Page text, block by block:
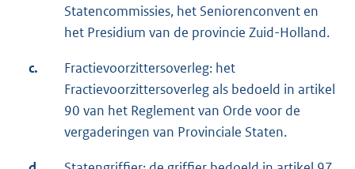
Statencommissies, het Seniorenconvent en
het Presidium van de provincie Zuid-Holland.
c.
Fractievoorzittersoverleg: het
Fractievoorzittersoverleg als bedoeld in artikel
90 van het Reglement van Orde voor de
vergaderingen van Provinciale Staten.